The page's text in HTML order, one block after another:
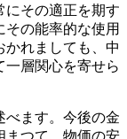
にその適正を期す
の能率的な使用
かれましても、中
一層関心を寄せら
ます。今後の金
まつて、物価の安